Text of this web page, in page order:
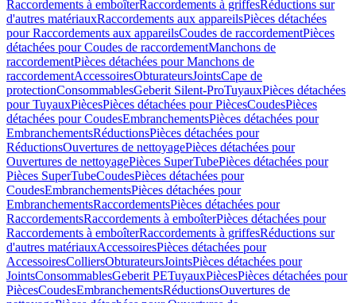
Raccordements à emboîterRaccordements à griffesRéductions sur
d'autres matériauxRaccordements aux appareilsPièces détachées
pour Raccordements aux appareilsCoudes de raccordementPièces
détachées pour Coudes de raccordementManchons de
raccordementPièces détachées pour Manchons de
raccordementAccessoiresObturateursJointsCape de
protectionConsommablesGeberit Silent-ProTuyauxPièces détachées
pour TuyauxPiècesPièces détachées pour PiècesCoudesPièces
détachées pour CoudesEmbranchementsPièces détachées pour
EmbranchementsRéductionsPièces détachées pour
RéductionsOuvertures de nettoyagePièces détachées pour
Ouvertures de nettoyagePièces SuperTubePièces détachées pour
Pièces SuperTubeCoudesPièces détachées pour
CoudesEmbranchementsPièces détachées pour
EmbranchementsRaccordementsPièces détachées pour
RaccordementsRaccordements à emboîterPièces détachées pour
Raccordements à emboîterRaccordements à griffesRéductions sur
d'autres matériauxAccessoiresPièces détachées pour
AccessoiresColliersObturateursJointsPièces détachées pour
JointsConsommablesGeberit PETuyauxPiècesPièces détachées pour
PiècesCoudesEmbranchementsRéductionsOuvertures de